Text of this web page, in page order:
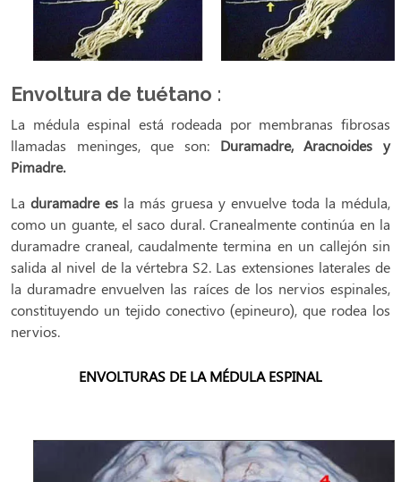
Envoltura de tuétano :
La médula espinal está rodeada por membranas fibrosas
llamadas meninges, que son: Duramadre, Aracnoides y
Pimadre.
La duramadre es la más gruesa y envuelve toda la médula,
como un guante, el saco dural. Cranealmente continúa en la
duramadre craneal, caudalmente termina en un callejón sin
salida al nivel de la vértebra S2. Las extensiones laterales de
la duramadre envuelven las raíces de los nervios espinales,
constituyendo un tejido conectivo (epineuro), que rodea los
nervios.
ENVOLTURAS DE LA MÉDULA ESPINAL